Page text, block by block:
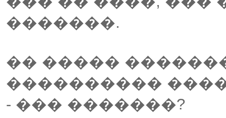
�������.
�� �����
����������
- ��� �������?